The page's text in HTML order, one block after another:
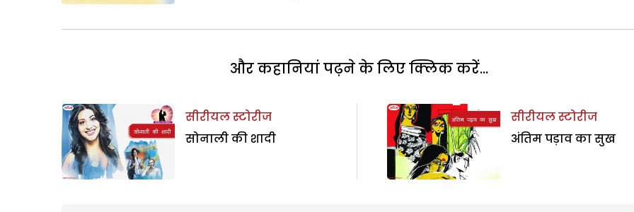
और कहानियां पढ़ने के लिए क्लिक करें...
सीरीयल स्टोरीज
सोनाली की शादी
सीरीयल स्टोरीज
अंतिम पड़ाव का सुख